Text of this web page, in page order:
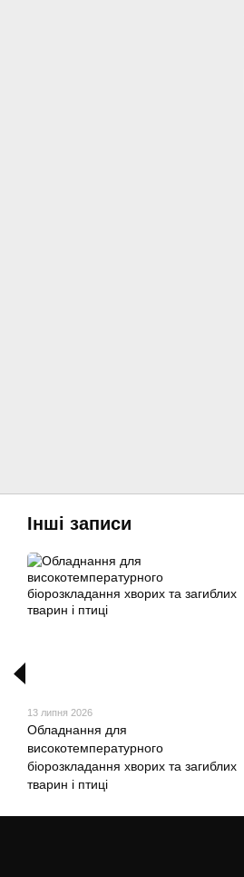
Інші записи
13 липня 2026
Обладнання для
високотемпературного
біорозкладання хворих та загиблих
тварин і птиці